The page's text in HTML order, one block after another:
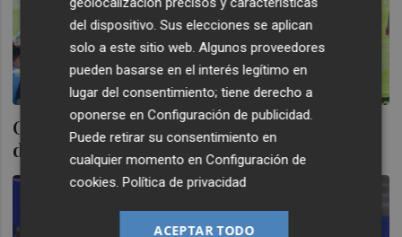
Cancelado el entrenamiento de España el
día antes de la final por tormenta
del dispositivo. Sus elecciones se aplican
solo a este sitio web. Algunos proveedores
pueden basarse en el interés legítimo en
lugar del consentimiento; tiene derecho a
oponerse enConfiguración de publicidad.
Puede retirar su consentimiento en
cualquier momento enConfiguración de
cookies.Política de privacidad
ACEPTAR TODO